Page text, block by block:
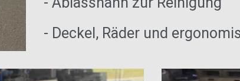
- Deckel, Räder und